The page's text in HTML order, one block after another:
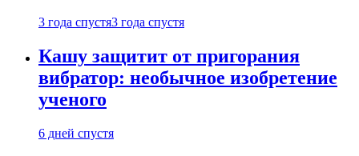
3 года спустя3 года спустя
Кашу защитит от пригорания
вибратор: необычное изобретение
ученого
6 дней спустя